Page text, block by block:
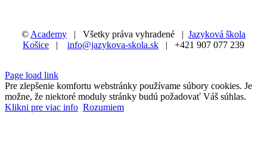
© Academy | Všetky práva vyhradené | Jazyková škola
Košice | info@jazykova-skola.sk | +421 907 077 239
Page load link
Pre zlepšenie komfortu webstránky používame súbory cookies. Je
možne, že niektoré moduly stránky budú požadovať Váš súhlas.
Klikni pre viac info Rozumiem